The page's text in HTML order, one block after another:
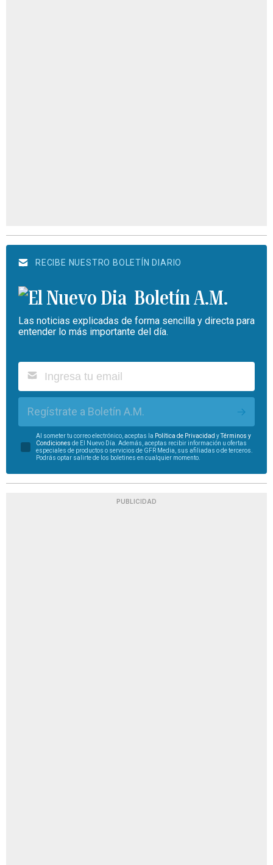
RECIBE NUESTRO BOLETÍN DIARIO
Boletín A.M.
Las noticias explicadas de forma sencilla y directa para
entender lo más importante del día.
Regístrate a Boletín A.M.
Al someter tu correo electrónico, aceptas la Política de Privacidad yTérminos y
Condiciones de El Nuevo Día. Además, aceptas recibir información u ofertas
especiales de productos o servicios de GFR Media, sus afiliadas o de terceros.
Podrás optar salirte de los boletines en cualquier momento.
PUBLICIDAD